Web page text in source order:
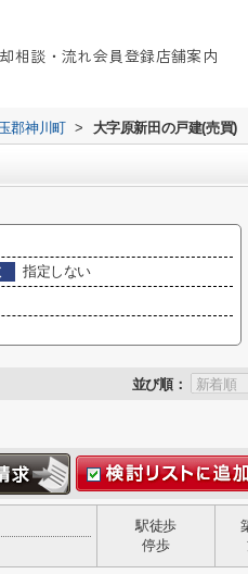
相談・流れ会員登録店舗案内
郡神川町 > 大字原新田の戸建(売買)
指定しない
並び順：
駅徒歩
停歩